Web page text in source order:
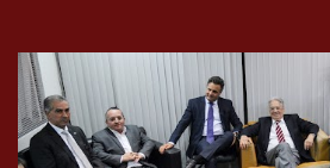
feito imediatamente para pagamento de
investimentos no departamento de
para a recuperação do Cruzeiro, o aporte
Ronaldo sendo solidário à dívida de R$